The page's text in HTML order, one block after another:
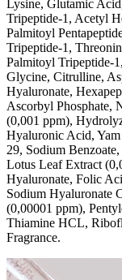
Lysine, Glutamic
Tripeptide-1, Acetyl
Palmitoyl
Tripeptide-1,
Palmitoyl Tripeptide-
Glycine, Citrulline,
Hyaluronate,
Ascorbyl Phosphate,
(0,001 ppm),
Hyaluronic Acid,
29, Sodium
Lotus Leaf Extract
Hyaluronate, Folic
Sodium Hyaluronate
(0,00001 ppm),
Thiamine HCL,
Fragrance.